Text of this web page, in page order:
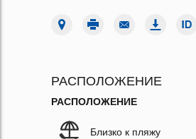
РАСПОЛОЖЕНИЕ
РАСПОЛОЖЕНИЕ
Близко к пляжу